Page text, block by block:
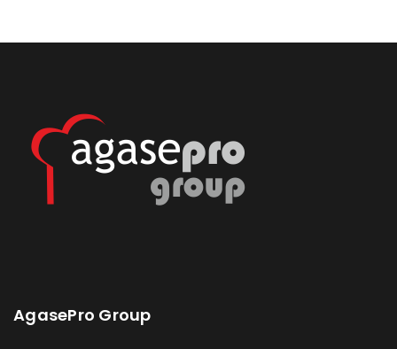
AgasePro Group